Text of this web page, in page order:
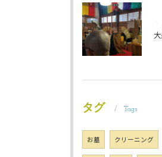
タグ Tags
お墓 クリーニング